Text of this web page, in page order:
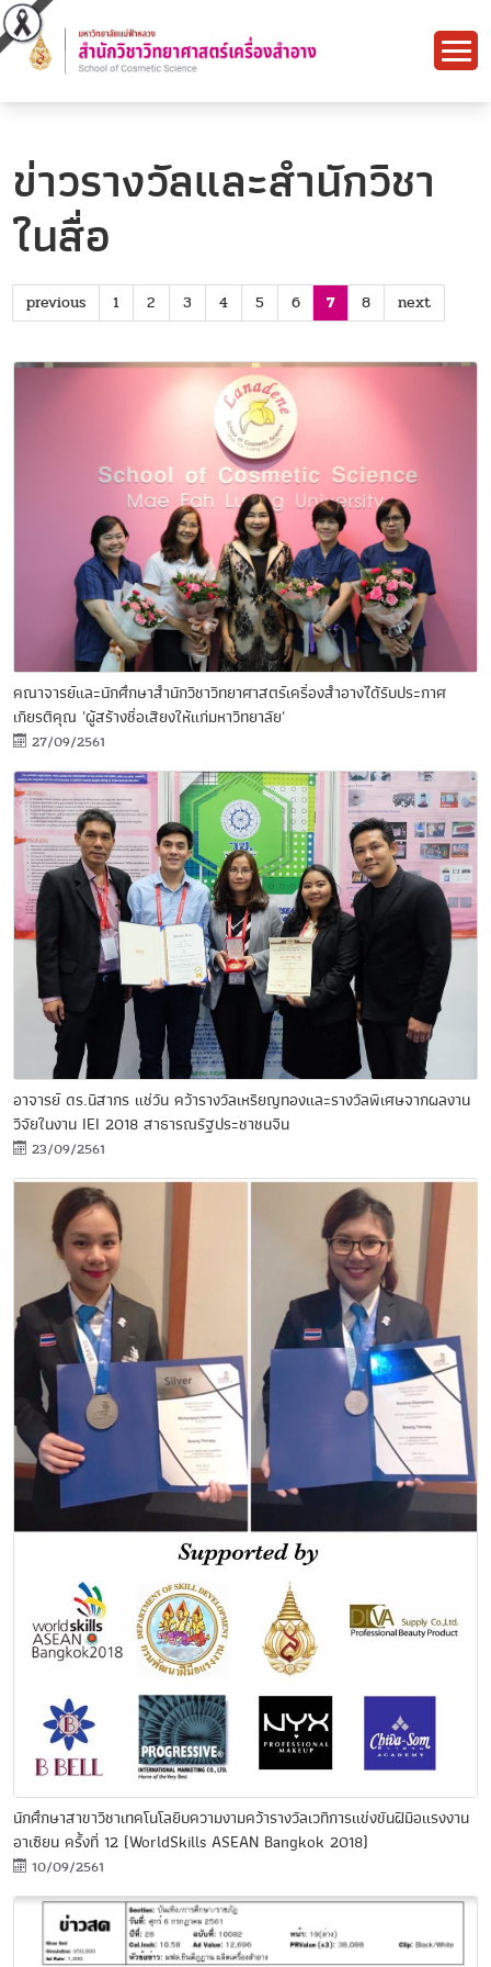
ข่าวรางวัลและสำนักวิชา
ในสื่อ
previous 1 2 3 4 5 6 7 8 next
คณาจารย์และนักศึกษาสำนักวิชาวิทยาศาสตร์เครื่องสำอางได้รับประกาศ
เกียรติคุณ 'ผู้สร้างชื่อเสียงให้แก่มหาวิทยาลัย'
27/09/2561
อาจารย์ ดร.นิสากร แช่วัน คว้ารางวัลเหรียญทองและรางวัลพิเศษจากผลงาน
วิจัยในงาน IEI 2018 สาธารณรัฐประชาชนจีน
23/09/2561
นักศึกษาสาขาวิชาเทคโนโลยีบความงามคว้ารางวัลเวทีการแข่งขันฝีมือแรงงาน
อาเซียน ครั้งที่ 12 (WorldSkills ASEAN Bangkok 2018)
10/09/2561